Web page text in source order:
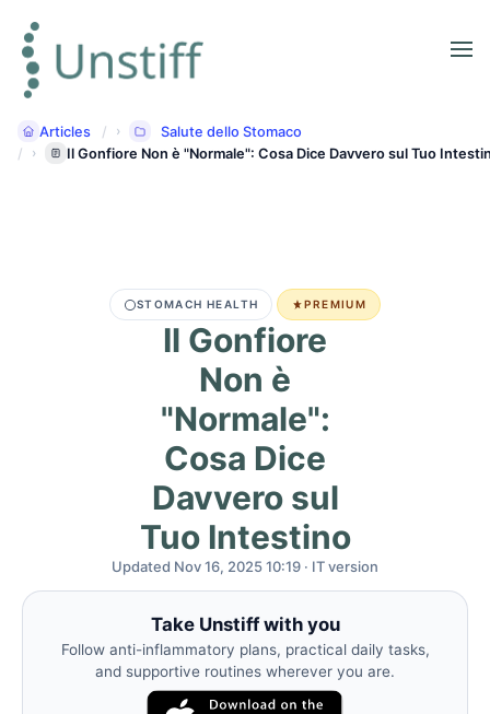
Articles
Salute dello Stomaco
Il Gonfiore Non è "Normale": Cosa Dice Davvero sul Tuo
STOMACH HEALTH PREMIUM
Il Gonfiore
Non è
"Normale":
Cosa Dice
Davvero sul
Tuo Intestino
Updated Nov 16, 2025 10:19 · IT version
Take Unstiff with you
Follow anti-inflammatory plans, practical daily tasks,
and supportive routines wherever you are.